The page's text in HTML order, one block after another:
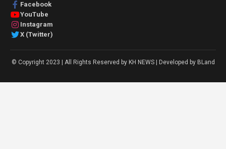
Facebook
YouTube
Instagram
X (Twitter)
© Copyright 2023 | All Rights Reserved by KH NEWS | Developed by BLand